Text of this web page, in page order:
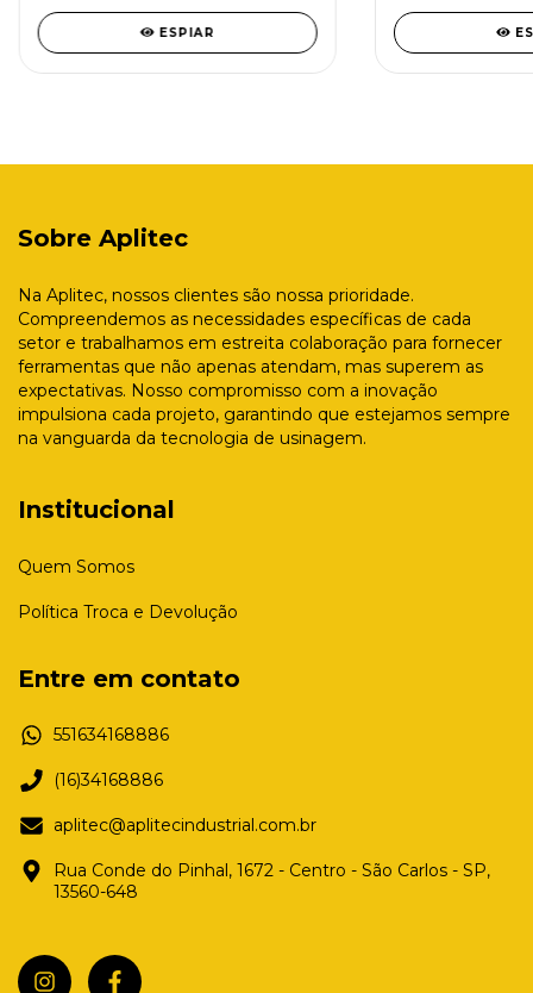
ESPIAR
Sobre Aplitec
Na Aplitec, nossos clientes são nossa prioridade.
Compreendemos as necessidades específicas de cada
setor e trabalhamos em estreita colaboração para fornecer
ferramentas que não apenas atendam, mas superem as
expectativas. Nosso compromisso com a inovação
impulsiona cada projeto, garantindo que estejamos sempre
na vanguarda da tecnologia de usinagem.
Institucional
Quem Somos
Política Troca e Devolução
Entre em contato
551634168886
(16)34168886
aplitec@aplitecindustrial.com.br
Rua Conde do Pinhal, 1672 - Centro - São Carlos - SP,
13560-648